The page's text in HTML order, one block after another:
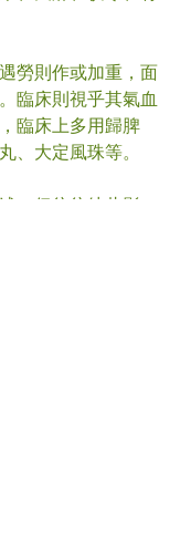
勞則作或加重，面
臨床則視乎其氣血
臨床上多用歸脾
、大定風珠等。
，但往往彼此影